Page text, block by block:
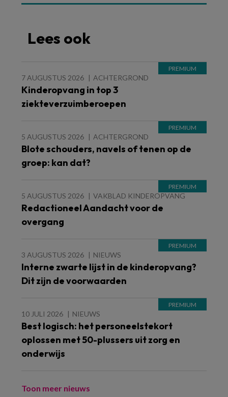
Lees ook
7 AUGUSTUS 2026 ACHTERGROND
Kinderopvang in top 3
ziekteverzuimberoepen
5 AUGUSTUS 2026 ACHTERGROND
Blote schouders, navels of tenen op de
groep: kan dat?
5 AUGUSTUS 2026 VAKBLAD KINDEROPVANG
Redactioneel Aandacht voor de
overgang
3 AUGUSTUS 2026 NIEUWS
Interne zwarte lijst in de kinderopvang?
Dit zijn de voorwaarden
10 JULI 2026 NIEUWS
Best logisch: het personeelstekort
oplossen met 50-plussers uit zorg en
onderwijs
Toon meer nieuws